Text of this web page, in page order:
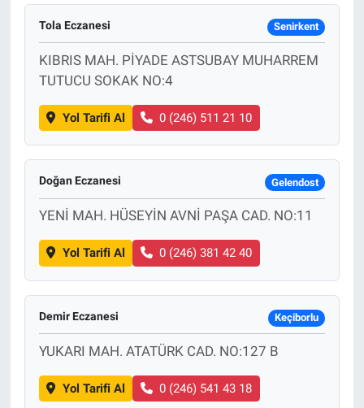
Tola Eczanesi Senirkent
KIBRIS MAH. PİYADE ASTSUBAY MUHARREM
TUTUCU SOKAK NO:4
Yol Tarifi Al 0 (246) 511 21 10
Doğan Eczanesi Gelendost
YENİ MAH. HÜSEYİN AVNİ PAŞA CAD. NO:11
Yol Tarifi Al 0 (246) 381 42 40
Demir Eczanesi Keçiborlu
YUKARI MAH. ATATÜRK CAD. NO:127 B
Yol Tarifi Al 0 (246) 541 43 18